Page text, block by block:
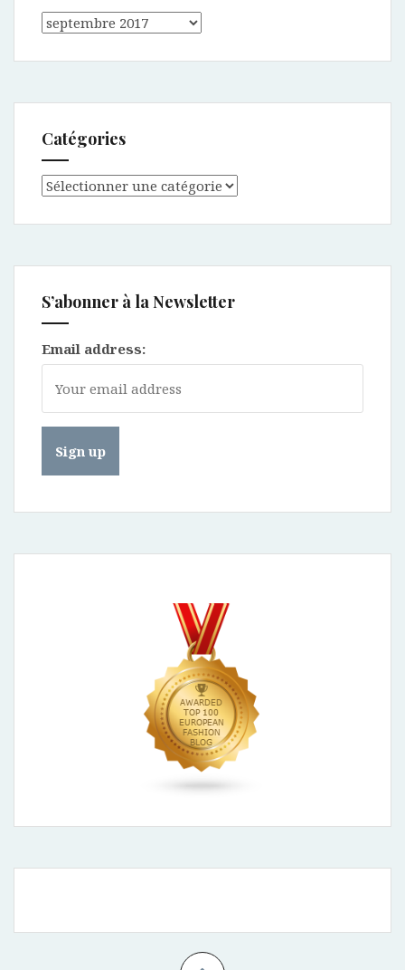
Archives
Catégories
Catégories
S’abonner à la Newsletter
Email address: